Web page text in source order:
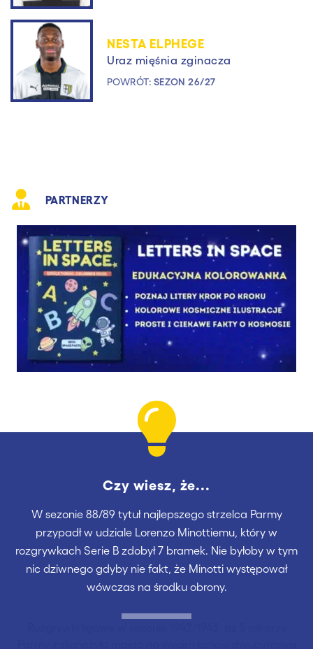
NESTA ELPHEGE
Uraz mięśnia zginacza
POWRÓT: SEZON 26/27
PARTNERZY
Czy wiesz, że...
W sezonie 88/89 tytuł najlepszego strzelca Parmy
przypadł w udziale Lorenzo Minottiemu, który w
rozgrywkach Serie B zdobył 7 bramek. Nie byłoby w tym
nic dziwnego gdyby nie fakt, że Minotti występował
wówczas na środku obrony.